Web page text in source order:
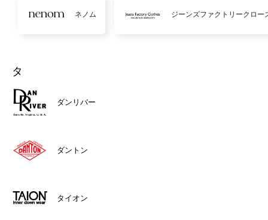
ネノム ジーンズファクトリークロー
タ
ダンリバー
ダントン
タイオン